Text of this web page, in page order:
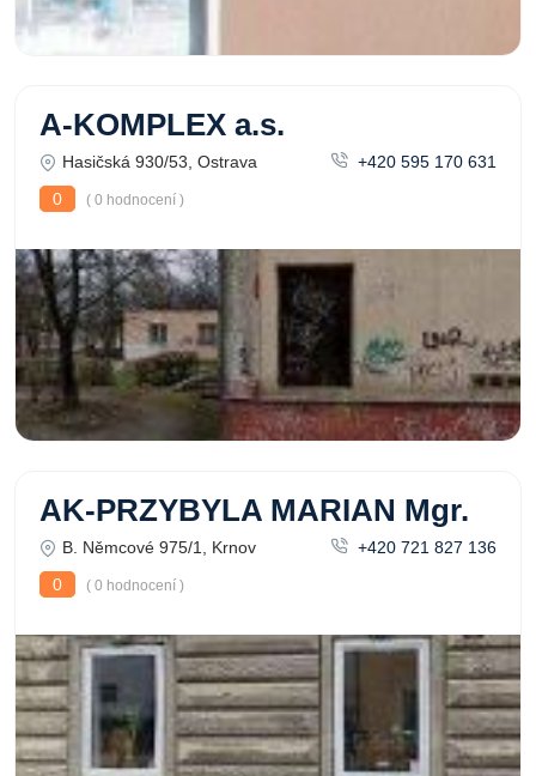
A-KOMPLEX a.s.
Hasičská 930/53, Ostrava
+420 595 170 631
0
( 0 hodnocení )
AK-PRZYBYLA MARIAN Mgr.
B. Němcové 975/1, Krnov
+420 721 827 136
0
( 0 hodnocení )